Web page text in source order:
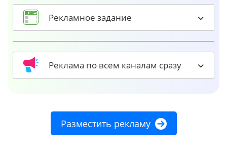
Рекламное задание
Реклама по всем каналам сразу
Разместить рекламу